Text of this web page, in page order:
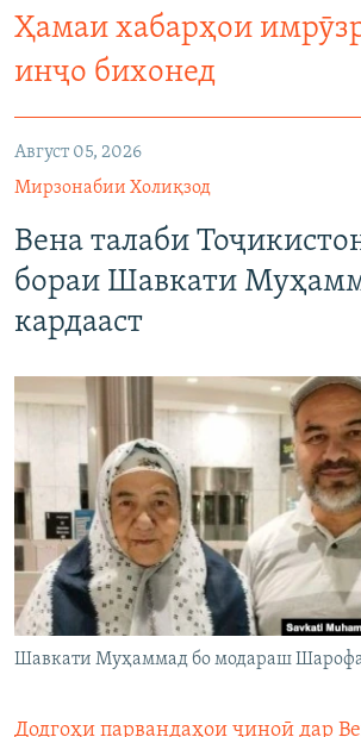
Ҳамаи хабарҳои
инҷо бихонед
Август 05, 2026
Мирзонабии Холиқзод
Вена талаби
бораи Шавкати
кардааст
Шавкати Муҳаммад бо модараш
Додгоҳи парвандаҳои ҷиноӣ дар